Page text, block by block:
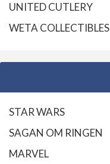
UNITED CUTLERY
WETA COLLECTIBLES
STAR WARS
SAGAN OM RINGEN
MARVEL